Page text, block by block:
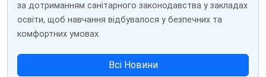
за дотриманням санітарного законодавства у закладах
освіти, щоб навчання відбувалося у безпечних та
комфортних умовах.
Всі Новини